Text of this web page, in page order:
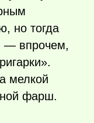
но тогда
— впрочем,
мелкой
фарш.